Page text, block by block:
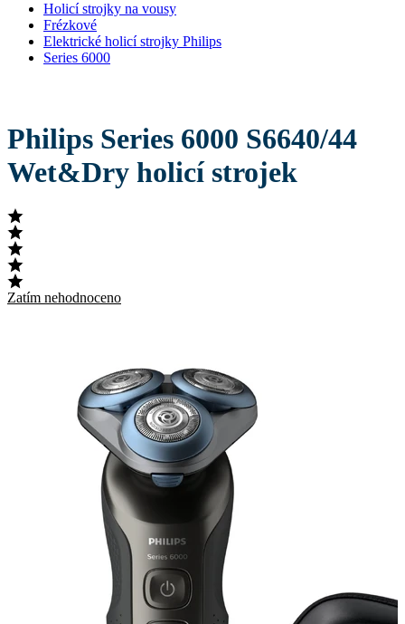
Holicí strojky na vousy
Frézkové
Elektrické holicí strojky Philips
Series 6000
Philips Series 6000 S6640/44
Wet&Dry holicí strojek
Zatím nehodnoceno